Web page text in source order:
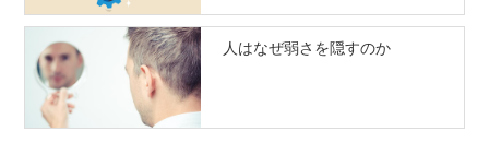
人はなぜ弱さを隠すのか